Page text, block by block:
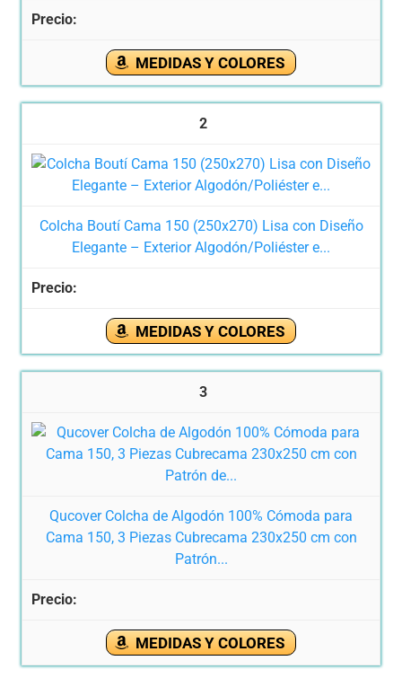
MEDIDAS Y COLORES
2
Colcha Boutí Cama 150 (250x270) Lisa con Diseño
Elegante – Exterior Algodón/Poliéster e...
MEDIDAS Y COLORES
3
Qucover Colcha de Algodón 100% Cómoda para
Cama 150, 3 Piezas Cubrecama 230x250 cm con
Patrón...
MEDIDAS Y COLORES